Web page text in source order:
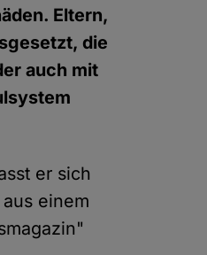
Eltern,
die
auch mit
er sich
einem